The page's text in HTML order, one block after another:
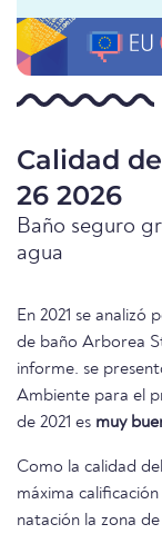
Calidad
26 2026
Baño seguro
agua
En 2021 se analizó
de baño Arborea
informe. se
Ambiente para el
de 2021 es muy
Como la calidad
máxima calificación
natación la zona